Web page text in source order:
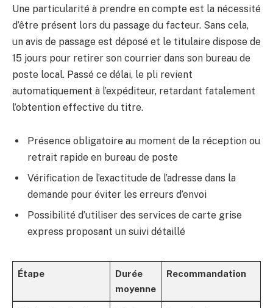
Une particularité à prendre en compte est la nécessité
d’être présent lors du passage du facteur. Sans cela,
un avis de passage est déposé et le titulaire dispose de
15 jours pour retirer son courrier dans son bureau de
poste local. Passé ce délai, le pli revient
automatiquement à l’expéditeur, retardant fatalement
l’obtention effective du titre.
Présence obligatoire au moment de la réception ou
retrait rapide en bureau de poste
Vérification de l’exactitude de l’adresse dans la
demande pour éviter les erreurs d’envoi
Possibilité d’utiliser des services de carte grise
express proposant un suivi détaillé
Étape
Durée
moyenne
Recommandation